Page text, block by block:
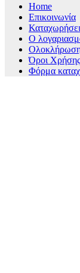
Home
Επικοινωνία
Ο
Ολοκλήρωση
Όροι Χρήσης
Φόρμα